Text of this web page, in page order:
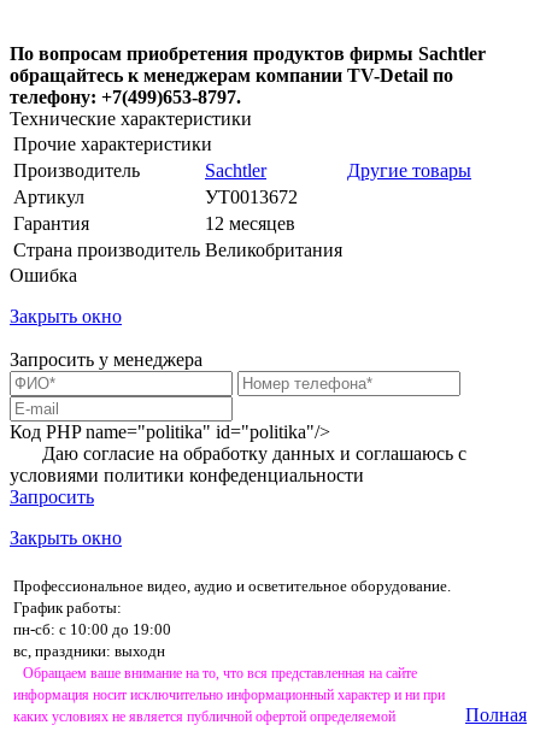
По вопросам приобретения продуктов фирмы Sachtler
обращайтесь к менеджерам компании TV-Detail по
телефону: +7(499)653-8797.
Технические характеристики
Прочие характеристики
Производитель
Sachtler
Другие товары
Артикул
УТ0013672
Гарантия
12 месяцев
Страна производитель Великобритания
Ошибка
Закрыть окно
Запросить у менеджера
Код PHPname="politika" id="politika"/>
Даю согласие на обработку данных и соглашаюсь с
условиями политики конфеденциальности
Запросить
Закрыть окно
Профессиональное видео, аудио и осветительное оборудование.
График работы:
пн-сб: с 10:00 до 19:00
вс, праздники: выходн
Обращаем ваше внимание на то, что вся представленная на сайте
информация носит исключительно информационный характер и ни при
каких условиях не является публичной офертой определяемой
Полная